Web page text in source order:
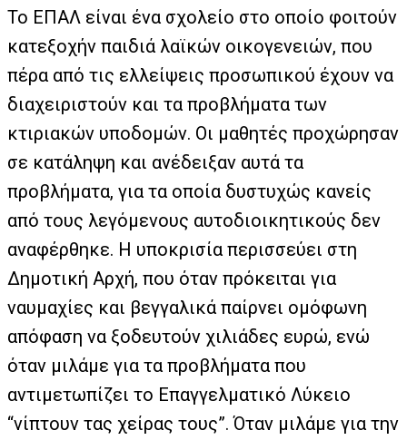
Το ΕΠΑΛ είναι ένα σχολείο στο οποίο φοιτούν
κατεξοχήν παιδιά λαϊκών οικογενειών, που
πέρα από τις ελλείψεις προσωπικού έχουν να
διαχειριστούν και τα προβλήματα των
κτιριακών υποδομών. Οι μαθητές προχώρησαν
σε κατάληψη και ανέδειξαν αυτά τα
προβλήματα, για τα οποία δυστυχώς κανείς
από τους λεγόμενους αυτοδιοικητικούς δεν
αναφέρθηκε. Η υποκρισία περισσεύει στη
Δημοτική Αρχή, που όταν πρόκειται για
ναυμαχίες και βεγγαλικά παίρνει ομόφωνη
απόφαση να ξοδευτούν χιλιάδες ευρώ, ενώ
όταν μιλάμε για τα προβλήματα που
αντιμετωπίζει το Επαγγελματικό Λύκειο
“νίπτουν τας χείρας τους”. Όταν μιλάμε για την